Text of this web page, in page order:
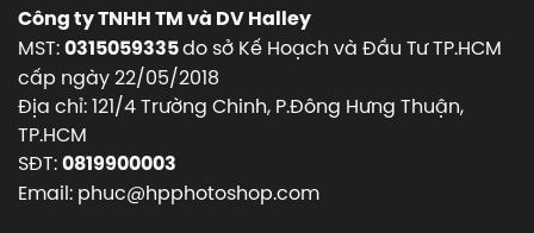
Công ty TNHH TM và DV Halley
MST:0315059335do sở Kế Hoạch và Đầu Tư TP.HCM
cấp ngày 22/05/2018
Địa chỉ: 121/4 Trường Chinh, P.Đông Hưng Thuận,
TP.HCM
SĐT:0819900003
Email: phuc@hpphotoshop.com